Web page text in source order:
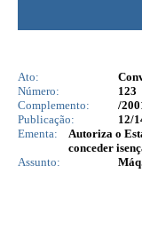
Ato:
Número:
123
Complemento:
/
Publicação:
12/
Ementa:
Autoriza o
conceder
Assunto: